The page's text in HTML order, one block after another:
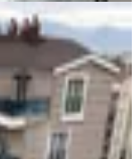
Life'da 4+1